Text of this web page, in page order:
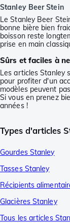
Stanley Beer Stein
Le Stanley Beer
bonne bière bien
boisson reste
prise en main
Sûrs et faciles à
Les articles Stanley
pour profiter d'un
modèles peuvent
Si vous en prenez
années !
Types d'articles
Gourdes Stanley
Tasses Stanley
Récipients
Glacières Stanley
Tous les articles